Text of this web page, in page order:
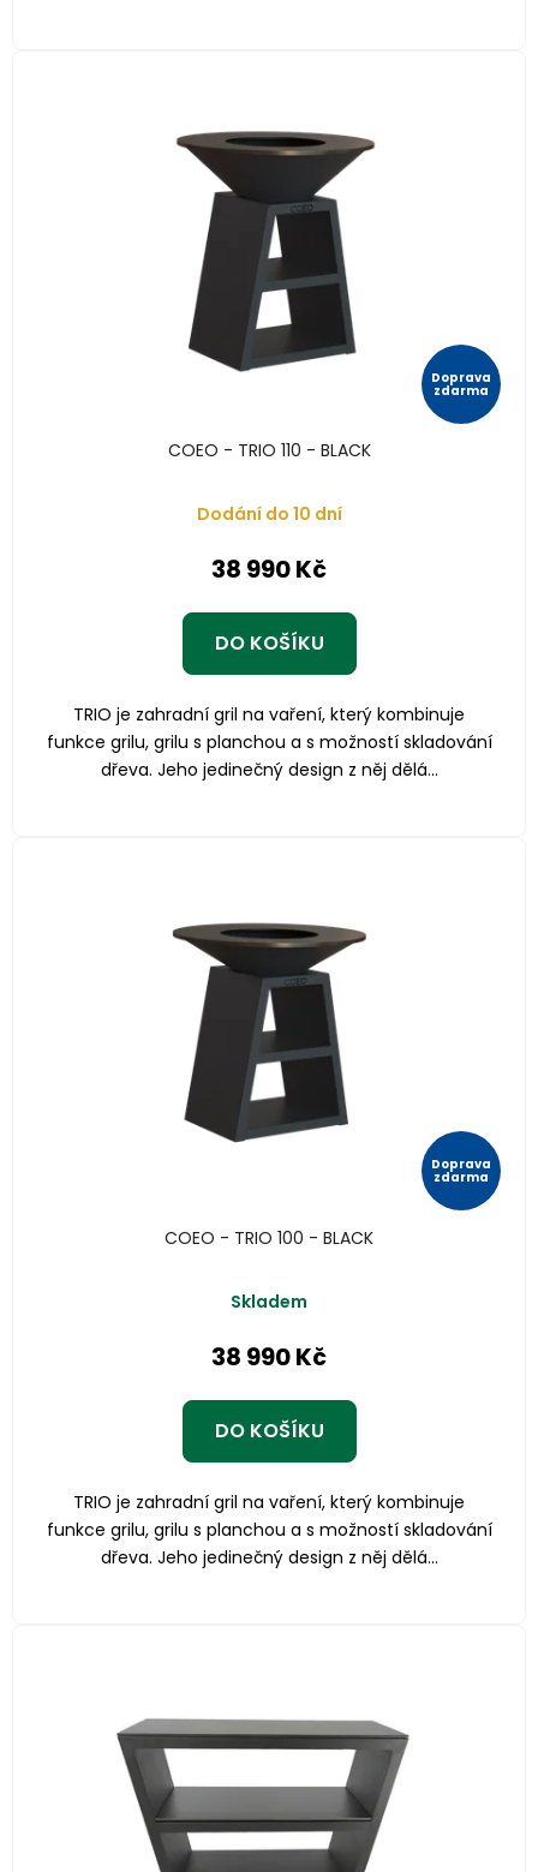
Doprava
zdarma
COEO - TRIO 110 - BLACK
Dodání do 10 dní
38 990 Kč
DO KOŠÍKU
TRIO je zahradní gril na vaření, který kombinuje
funkce grilu, grilu s planchou a s možností skladování
dřeva. Jeho jedinečný design z něj dělá...
Doprava
zdarma
COEO - TRIO 100 - BLACK
Skladem
38 990 Kč
DO KOŠÍKU
TRIO je zahradní gril na vaření, který kombinuje
funkce grilu, grilu s planchou a s možností skladování
dřeva. Jeho jedinečný design z něj dělá...